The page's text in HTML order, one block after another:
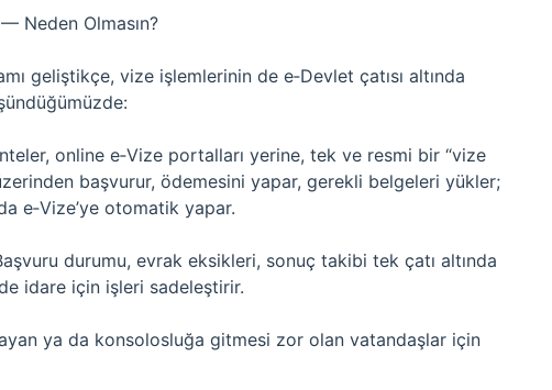
Neden Olmasın?
geliştikçe, vize işlemlerinin de e‑Devlet çatısı altında
online e‑Vize portalları yerine, tek ve resmi bir “vize
başvurur, ödemesini yapar, gerekli belgeleri yükler;
e‑Vize’ye otomatik yapar.
durumu, evrak eksikleri, sonuç takibi tek çatı altında
idare için işleri sadeleştirir.
ya da konsolosluğa gitmesi zor olan vatandaşlar için